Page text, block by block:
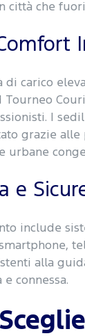
città che
di carico
Tourneo
I
grazie
urbane
e
include
alla
connessa.